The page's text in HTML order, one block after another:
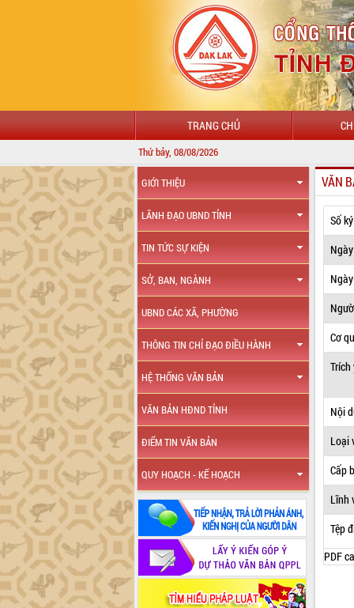
TRANG CHỦ
Thứ bảy, 08/08/2026
GIỚI THIỆU
LÃNH ĐẠO UBND TỈNH
TIN TỨC SỰ KIỆN
SỞ, BAN, NGÀNH
UBND CÁC XÃ, PHƯỜNG
THÔNG TIN CHỈ ĐẠO ĐIỀU HÀNH
HỆ THỐNG VĂN BẢN
VĂN BẢN HĐND TỈNH
ĐIỂM TIN VĂN BẢN
QUY HOẠCH - KẾ HOẠCH
VĂN
Số
Cơ
Trích
Nội
Loại
Cấp
Lĩnh
Tệp
PDF